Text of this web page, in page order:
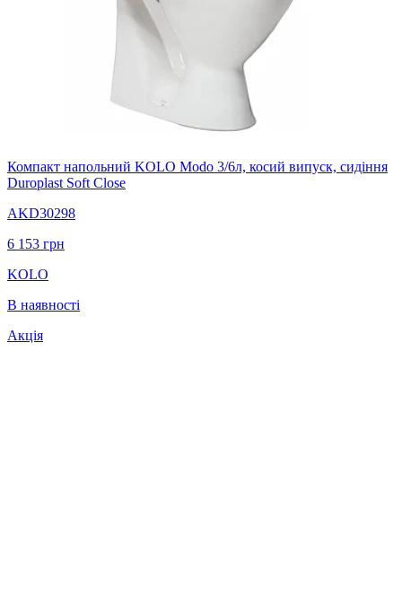
Компакт напольний KOLO Modo 3/6л, косий випуск, сидіння
Duroplast Soft Close
AKD30298
6 153 грн
KOLO
В наявності
Акція